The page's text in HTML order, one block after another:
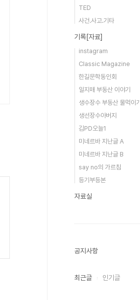
TED
사건.사고.기타
기록[자료]
instagram
Classic Magazine
한길문학동인회
일지매 부동산 이야기
생수장수 부동산 물먹이기
생선장수아버지
김PD오늘1
미네르바 지난글 A
미네르바 지난글 B
say no의 가르침
등기부등본
자료실
공지사항
최근글 인기글